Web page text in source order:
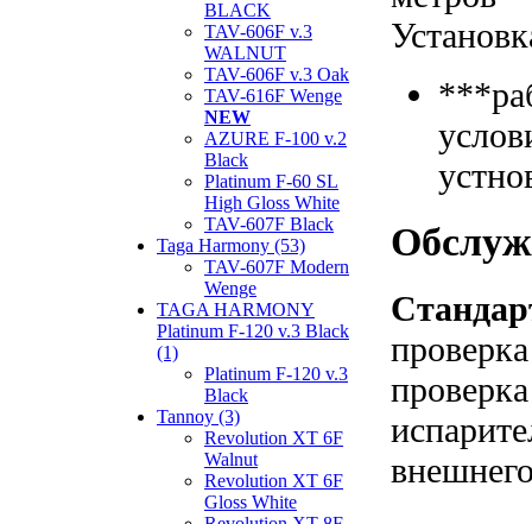
BLACK
TAV-606F v.3
WALNUT
TAV-606F v.3 Oak
TAV-616F Wenge
NEW
AZURE F-100 v.2
Black
Platinum F-60 SL
High Gloss White
TAV-607F Black
Taga Harmony (53)
TAV-607F Modern
Wenge
TAGA HARMONY
Platinum F-120 v.3 Black
(1)
Platinum F-120 v.3
Black
Tannoy (3)
Revolution XT 6F
Walnut
Revolution XT 6F
Gloss White